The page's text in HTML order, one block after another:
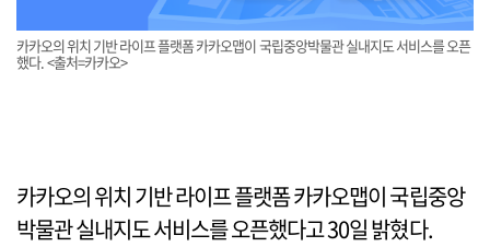
카카오의 위치 기반 라이프 플랫폼 카카오맵이 국립중앙박물관 실내지도 서비스를 오픈
했다. <출처=카카오>
카카오의 위치 기반 라이프 플랫폼 카카오맵이 국립중앙
박물관 실내지도 서비스를 오픈했다고 30일 밝혔다.